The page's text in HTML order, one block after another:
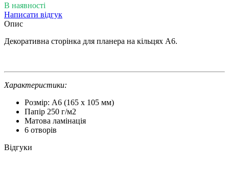
В наявності
Написати відгук
Опис
Декоративна сторінка для планера на кільцях А6.
Характеристики:
Розмір: А6 (165 х 105 мм)
Папір 250 г/м2
Матова ламінація
6 отворів
Відгуки